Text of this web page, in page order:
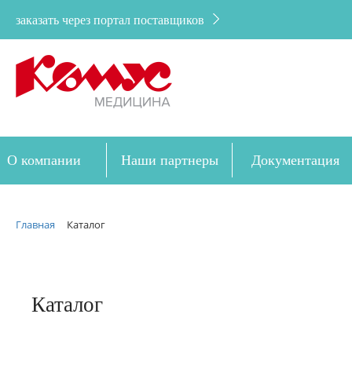
заказать через портал поставщиков
О компании Наши партнеры Документация
Главная Каталог
Каталог